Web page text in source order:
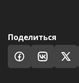
Поделиться